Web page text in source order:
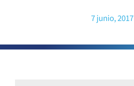
7 junio, 2017